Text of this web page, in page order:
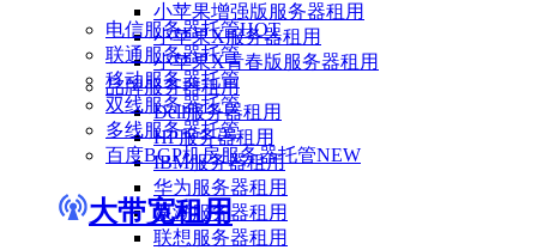
电信服务器托管HOT
联通服务器托管
移动服务器托管
双线服务器托管
多线服务器托管
百度BGP机房服务器托管NEW
大带宽租用
小苹果增强版服务器租用
小苹果X服务器租用
小苹果X青春版服务器租用
品牌服务器租用
Dell服务器租用
HP服务器租用
IBM服务器租用
华为服务器租用
浪潮服务器租用
联想服务器租用